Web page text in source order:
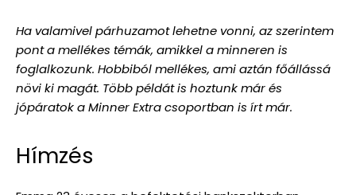
Ha valamivel párhuzamot lehetne vonni, az szerintem
pont a mellékes témák, amikkel a minneren is
foglalkozunk. Hobbiból mellékes, ami aztán főállássá
növi ki magát. Több példát is hoztunk már és
jópáratok a Minner Extra csoportban is írt már.
Hímzés